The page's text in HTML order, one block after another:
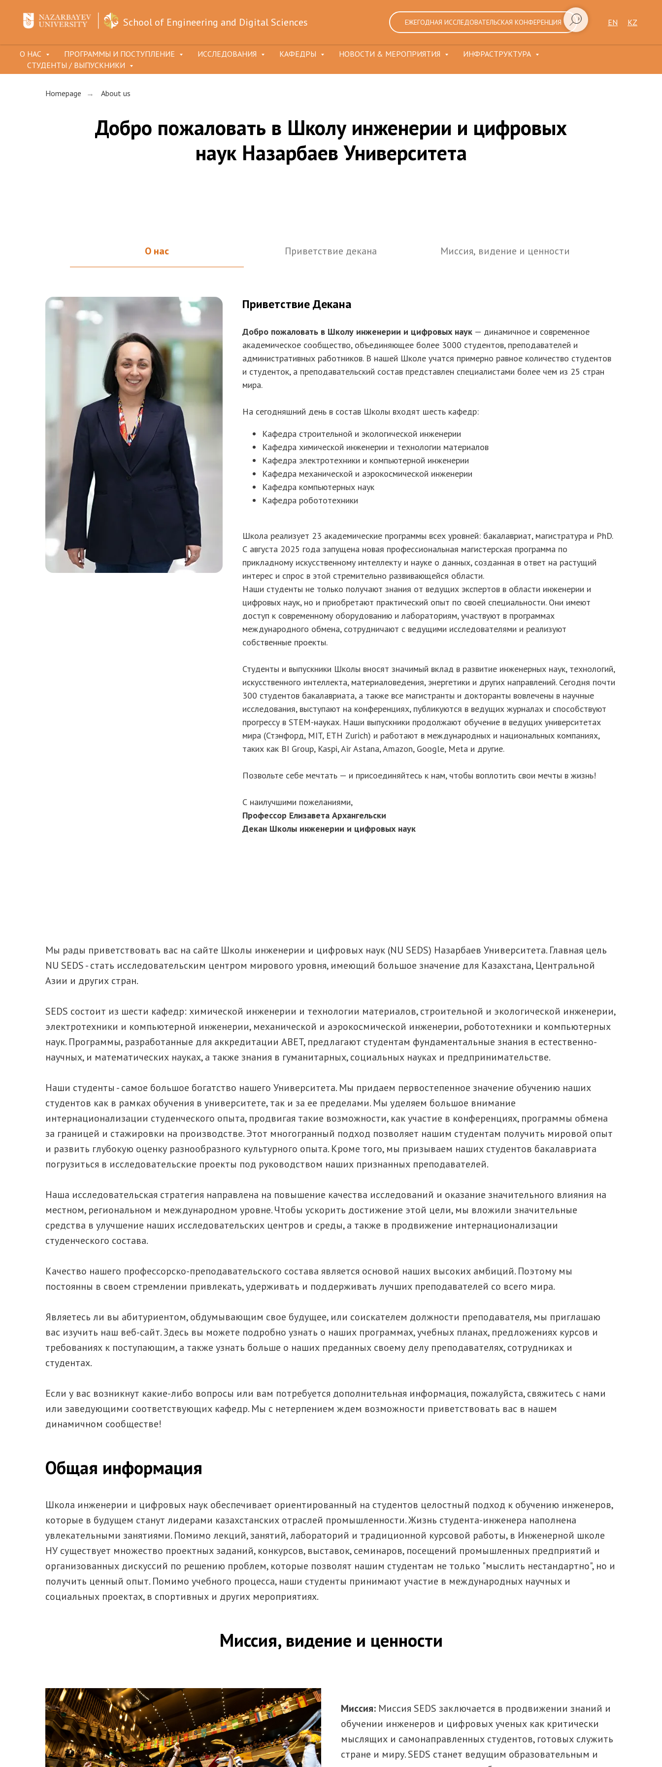
О НАС ПРОГРАММЫ И ПОСТУПЛЕНИЕ ИССЛЕДОВАНИЯ КАФЕДРЫ НОВОСТИ & МЕРОПРИЯТИЯ
ИНФРАСТРУКТУРА
СТУДЕНТЫ / ВЫПУСКНИКИ
School of Engineering and Digital Sciences ЕЖЕГОДНАЯ ИССЛЕДОВАТЕЛЬСКАЯ КОНФЕРЕНЦИЯ EN KZ
Homepage → About us
Добро пожаловать в Школу инженерии и цифровых
наук Назарбаев Университета
О нас Приветствие декана Миссия, видение и ценности
Приветствие Декана
Добро пожаловать в Школу инженерии и цифровых наук — динамичное и современное
академическое сообщество, объединяющее более 3000 студентов, преподавателей и
административных работников. В нашей Школе учатся примерно равное количество студентов
и студенток, а преподавательский состав представлен специалистами более чем из 25 стран
мира.
На сегодняшний день в состав Школы входят шесть кафедр:
Кафедра строительной и экологической инженерии
Кафедра химической инженерии и технологии материалов
Кафедра электротехники и компьютерной инженерии
Кафедра механической и аэрокосмической инженерии
Кафедра компьютерных наук
Кафедра робототехники
Школа реализует 23 академические программы всех уровней: бакалавриат, магистратура и PhD.
С августа 2025 года запущена новая профессиональная магистерская программа по
прикладному искусственному интеллекту и науке о данных, созданная в ответ на растущий
интерес и спрос в этой стремительно развивающейся области.
Наши студенты не только получают знания от ведущих экспертов в области инженерии и
цифровых наук, но и приобретают практический опыт по своей специальности. Они имеют
доступ к современному оборудованию и лабораториям, участвуют в программах
международного обмена, сотрудничают с ведущими исследователями и реализуют
собственные проекты.
Студенты и выпускники Школы вносят значимый вклад в развитие инженерных наук, технологий,
искусственного интеллекта, материаловедения, энергетики и других направлений. Сегодня почти
300 студентов бакалавриата, а также все магистранты и докторанты вовлечены в научные
исследования, выступают на конференциях, публикуются в ведущих журналах и способствуют
прогрессу в STEM-науках. Наши выпускники продолжают обучение в ведущих университетах
мира (Стэнфорд, MIT, ETH Zurich) и работают в международных и национальных компаниях,
таких как BI Group, Kaspi, Air Astana, Amazon, Google, Meta и другие.
Позвольте себе мечтать — и присоединяйтесь к нам, чтобы воплотить свои мечты в жизнь!
С наилучшими пожеланиями,
Профессор Елизавета Архангельски
Декан Школы инженерии и цифровых наук
Мы рады приветствовать вас на сайте Школы инженерии и цифровых наук (NU SEDS) Назарбаев Университета. Главная цель
NU SEDS - стать исследовательским центром мирового уровня, имеющий большое значение для Казахстана, Центральной
Азии и других стран.
SEDS состоит из шести кафедр: химической инженерии и технологии материалов, строительной и экологической инженерии,
электротехники и компьютерной инженерии, механической и аэрокосмической инженерии, робототехники и компьютерных
наук. Программы, разработанные для аккредитации ABET, предлагают студентам фундаментальные знания в естественно-
научных, и математических науках, а также знания в гуманитарных, социальных науках и предпринимательстве.
Наши студенты - самое большое богатство нашего Университета. Мы придаем первостепенное значение обучению наших
студентов как в рамках обучения в университете, так и за ее пределами. Мы уделяем большое внимание
интернационализации студенческого опыта, продвигая такие возможности, как участие в конференциях, программы обмена
за границей и стажировки на производстве. Этот многогранный подход позволяет нашим студентам получить мировой опыт
и развить глубокую оценку разнообразного культурного опыта. Кроме того, мы призываем наших студентов бакалавриата
погрузиться в исследовательские проекты под руководством наших признанных преподавателей.
Наша исследовательская стратегия направлена ​​на повышение качества исследований и оказание значительного влияния на
местном, региональном и международном уровне. Чтобы ускорить достижение этой цели, мы вложили значительные
средства в улучшение наших исследовательских центров и среды, а также в продвижение интернационализации
студенческого состава.
Качество нашего профессорско-преподавательского состава является основой наших высоких амбиций. Поэтому мы
постоянны в своем стремлении привлекать, удерживать и поддерживать лучших преподавателей со всего мира.
Являетесь ли вы абитуриентом, обдумывающим свое будущее, или соискателем должности преподавателя, мы приглашаю
вас изучить наш веб-сайт. Здесь вы можете подробно узнать о наших программах, учебных планах, предложениях курсов и
требованиях к поступающим, а также узнать больше о наших преданных своему делу преподавателях, сотрудниках и
студентах.
Если у вас возникнут какие-либо вопросы или вам потребуется дополнительная информация, пожалуйста, свяжитесь с нами
или заведующими соответствующих кафедр. Мы с нетерпением ждем возможности приветствовать вас в нашем
динамичном сообществе!
Общая информация
Школа инженерии и цифровых наук обеспечивает ориентированный на студентов целостный подход к обучению инженеров,
которые в будущем станут лидерами казахстанских отраслей промышленности. Жизнь студента-инженера наполнена
увлекательными занятиями. Помимо лекций, занятий, лабораторий и традиционной курсовой работы, в Инженерной школе
НУ существует множество проектных заданий, конкурсов, выставок, семинаров, посещений промышленных предприятий и
организованных дискуссий по решению проблем, которые позволят нашим студентам не только "мыслить нестандартно", но и
получить ценный опыт. Помимо учебного процесса, наши студенты принимают участие в международных научных и
социальных проектах, в спортивных и других мероприятиях.
Миссия, видение и ценности
Миссия: Миссия SEDS заключается в продвижении знаний и
обучении инженеров и цифровых ученых как критически
мыслящих и самонаправленных студентов, готовых служить
стране и миру. SEDS станет ведущим образовательным и